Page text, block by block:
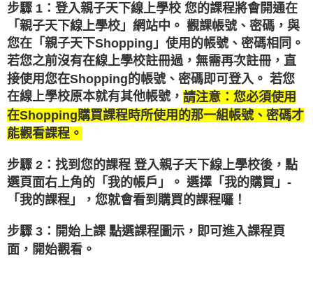
步驟 1：登入親子天下線上學校 您的課程將會開通在
「親子天下線上學校」網站中。 觀課帳號、密碼，與
您在「親子天下Shopping」使用的帳號、密碼相同。
若您之前沒有在線上學校註冊過，無需再次註冊，直
接使用您在Shopping的帳號、密碼即可登入。 若您
在線上學校原本就有其他帳號， 請注意：您必須使用
在Shopping購買課程時所使用的那一組帳號、密碼才
能觀看課程。
步驟 2：找到您的課程 登入親子天下線上學校後，點
選頁面右上角的「我的帳戶」。 選擇「我的購買」-
「我的課程」，您就會看到購買的課程囉！
步驟 3：開始上課 點選課程圖示，即可進入課程頁
面，開始觀看。